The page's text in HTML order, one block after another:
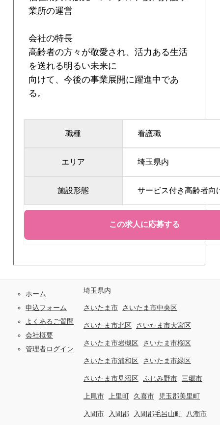
業所の運営
会社の特長
高齢者の方々が敬愛され、活力ある生活
を送れる明るい未来に
向けて、今後の事業展開に躍進中であ
る。
職種 看護職
エリア 埼玉県内
施設形態 サービス付き高齢者向
ホーム
申込フォーム
よくあるご質問
会社概要
管理者ログイン
埼玉県内
さいたま市 さいたま市中央区
さいたま市北区 さいたま市大宮区
さいたま市岩槻区 さいたま市桜区
さいたま市浦和区 さいたま市緑区
さいたま市見沼区 ふじみ野市 三郷市
上尾市 上里町 久喜市 児玉郡美里町
入間市 入間郡 入間郡毛呂山町 八潮市